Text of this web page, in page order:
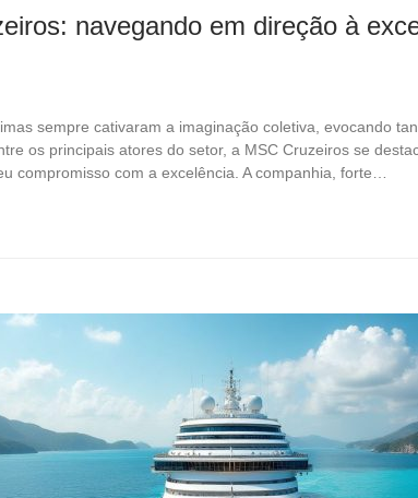
navegando em direção à
sempre cativaram a imaginação coletiva, evocando
os principais atores do setor, a MSC Cruzeiros se
compromisso com a excelência. A companhia, forte…